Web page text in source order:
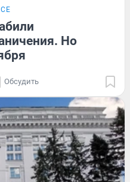
Но
Обсудить